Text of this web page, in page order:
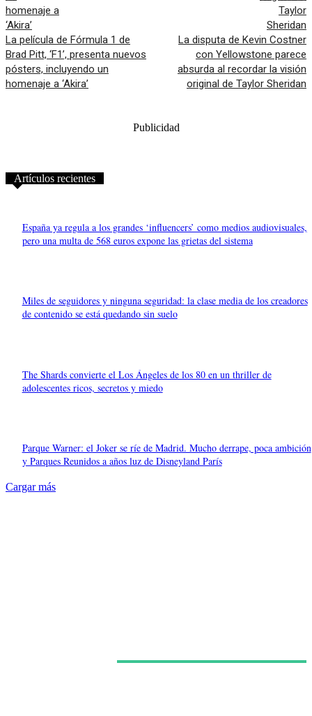
La película de Fórmula 1 de
Brad Pitt, ‘F1’, presenta nuevos
pósters, incluyendo un
homenaje a ‘Akira’
La disputa de Kevin Costner
con Yellowstone parece
absurda al recordar la visión
original de Taylor Sheridan
Publicidad
Artículos recientes
España ya regula a los grandes ‘influencers’ como medios audiovisuales,
pero una multa de 568 euros expone las grietas del sistema
Miles de seguidores y ninguna seguridad: la clase media de los creadores
de contenido se está quedando sin suelo
The Shards convierte el Los Ángeles de los 80 en un thriller de
adolescentes ricos, secretos y miedo
Parque Warner: el Joker se ríe de Madrid. Mucho derrape, poca ambición
y Parques Reunidos a años luz de Disneyland París
Cargar más